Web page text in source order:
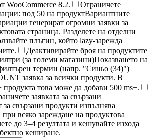
WooCommerce 8.2.
Ограничете
под 50 на продуктВариантните
генерират огромни заявки за
страница. Разделете на отделни
плъгин, който lazy-зарежда
Деактивирайте броя на продуктите
(за големи магазини)Показването на
термин (напр. "Синьо (34)")
заявка за всички продукти. В
продукта това може да добави 500 ms+.
заявката за свързани
свързани продукти изпълнява
всяко зареждане на продуктова
до 3–4 резултата и кешувайте изхода
кеширане.